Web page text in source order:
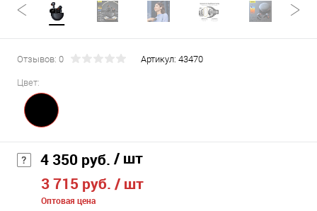
Отзывов: 0 Артикул: 43470
Цвет:
4 350 руб. / шт
3 715 руб. / шт
Оптовая цена